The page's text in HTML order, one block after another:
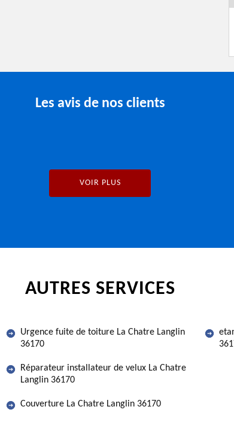
Les avis de nos clients
VOIR PLUS
AUTRES SERVICES
Urgence fuite de toiture La Chatre Langlin
36170
Réparateur installateur de velux La Chatre
Langlin 36170
Couverture La Chatre Langlin 36170